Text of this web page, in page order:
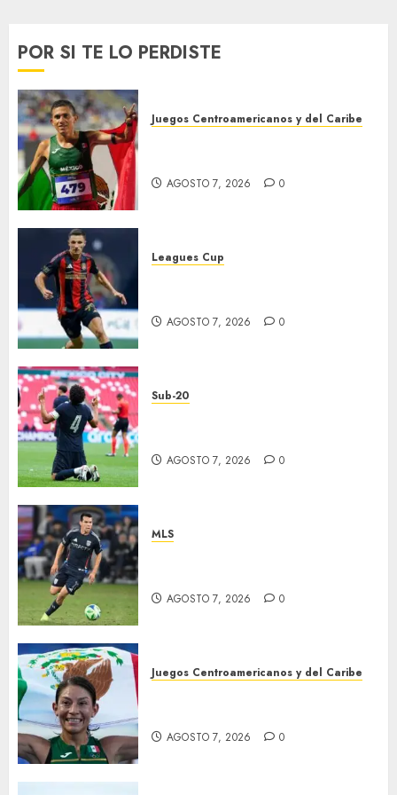
POR SI TE LO PERDISTE
Juegos Centroamericanos y del Caribe
AGOSTO 7, 2026 0
Leagues Cup
AGOSTO 7, 2026 0
Sub-20
AGOSTO 7, 2026 0
MLS
AGOSTO 7, 2026 0
Juegos Centroamericanos y del Caribe
AGOSTO 7, 2026 0